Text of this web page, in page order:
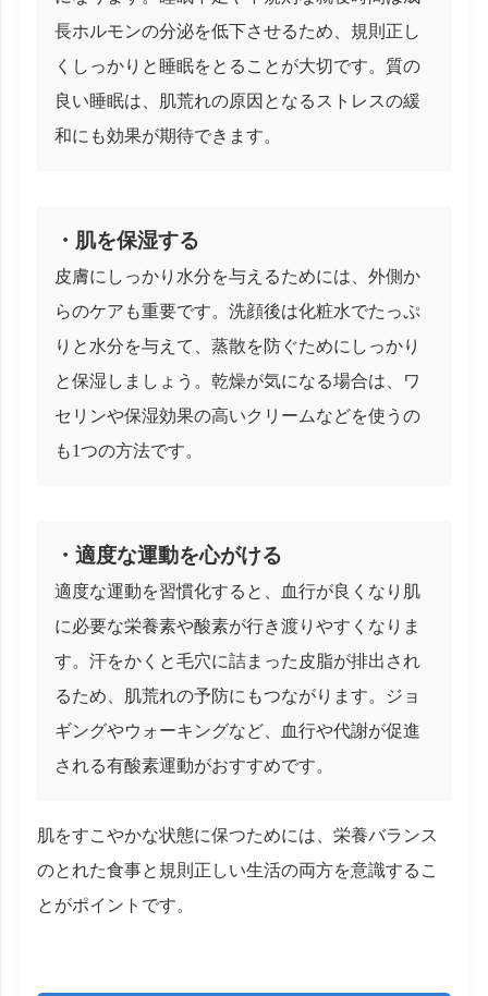
長ホルモンの分泌を低下させるため、規則正し
くしっかりと睡眠をとることが大切です。質の
良い睡眠は、肌荒れの原因となるストレスの緩
和にも効果が期待できます。
・肌を保湿する
皮膚にしっかり水分を与えるためには、外側か
らのケアも重要です。洗顔後は化粧水でたっぷ
りと水分を与えて、蒸散を防ぐためにしっかり
と保湿しましょう。乾燥が気になる場合は、ワ
セリンや保湿効果の高いクリームなどを使うの
も1つの方法です。
・適度な運動を心がける
適度な運動を習慣化すると、血行が良くなり肌
に必要な栄養素や酸素が行き渡りやすくなりま
す。汗をかくと毛穴に詰まった皮脂が排出され
るため、肌荒れの予防にもつながります。ジョ
ギングやウォーキングなど、血行や代謝が促進
される有酸素運動がおすすめです。
肌をすこやかな状態に保つためには、栄養バランス
のとれた食事と規則正しい生活の両方を意識するこ
とがポイントです。